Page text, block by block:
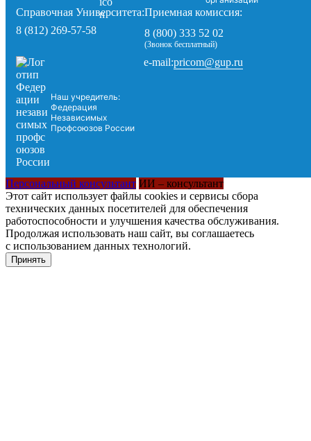
Справочная Университета:
8 (812) 269-57-58
Приемная комиссия:
8 (800) 333 52 02
(Звонок бесплатный)
Наш учредитель:
Федерация
Независимых
Профсоюзов России
e-mail:pricom@gup.ru
Персональный консультант ИИ – консультант
Этот сайт использует файлы cookies и сервисы сбора
технических данных посетителей для обеспечения
работоспособности и улучшения качества обслуживания.
Продолжая использовать наш сайт, вы соглашаетесь
с использованием данных технологий.
Принять